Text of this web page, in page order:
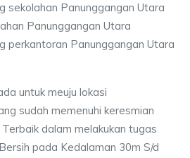
sekolahan Panunggangan Utara
Panunggangan Utara
perkantoran Panunggangan Utara
untuk meuju lokasi
sudah memenuhi keresmian
dalam melakukan tugas
pada Kedalaman 30m S/d